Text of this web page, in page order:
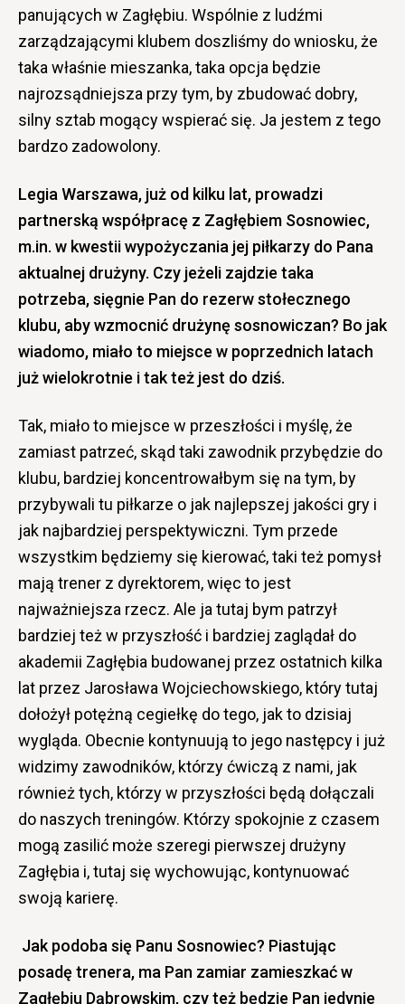
panujących w Zagłębiu. Wspólnie z ludźmi
zarządzającymi klubem doszliśmy do wniosku, że
taka właśnie mieszanka, taka opcja będzie
najrozsądniejsza przy tym, by zbudować dobry,
silny sztab mogący wspierać się. Ja jestem z tego
bardzo zadowolony.
Legia Warszawa, już od kilku lat, prowadzi
partnerską współpracę z Zagłębiem Sosnowiec,
m.in. w kwestii wypożyczania jej piłkarzy do Pana
aktualnej drużyny. Czy jeżeli zajdzie taka
potrzeba, sięgnie Pan do rezerw stołecznego
klubu, aby wzmocnić drużynę sosnowiczan? Bo jak
wiadomo, miało to miejsce w poprzednich latach
już wielokrotnie i tak też jest do dziś.
Tak, miało to miejsce w przeszłości i myślę, że
zamiast patrzeć, skąd taki zawodnik przybędzie do
klubu, bardziej koncentrowałbym się na tym, by
przybywali tu piłkarze o jak najlepszej jakości gry i
jak najbardziej perspektywiczni. Tym przede
wszystkim będziemy się kierować, taki też pomysł
mają trener z dyrektorem, więc to jest
najważniejsza rzecz. Ale ja tutaj bym patrzył
bardziej też w przyszłość i bardziej zaglądał do
akademii Zagłębia budowanej przez ostatnich kilka
lat przez Jarosława Wojciechowskiego, który tutaj
dołożył potężną cegiełkę do tego, jak to dzisiaj
wygląda. Obecnie kontynuują to jego następcy i już
widzimy zawodników, którzy ćwiczą z nami, jak
również tych, którzy w przyszłości będą dołączali
do naszych treningów. Którzy spokojnie z czasem
mogą zasilić może szeregi pierwszej drużyny
Zagłębia i, tutaj się wychowując, kontynuować
swoją karierę.
Jak podoba się Panu Sosnowiec? Piastując
posadę trenera, ma Pan zamiar zamieszkać w
Zagłębiu Dąbrowskim, czy też będzie Pan jedynie